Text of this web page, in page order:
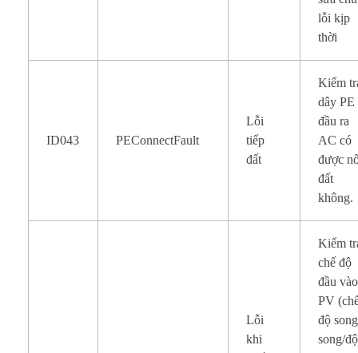
lỗi kịp
thời
ID043 PEConnectFault
Lỗi
tiếp
đất
Kiểm
dây PE
đầu ra
AC có
được
đất
không.
Lỗi
khi
Kiểm
chế độ
đầu vào
PV
độ song
song/